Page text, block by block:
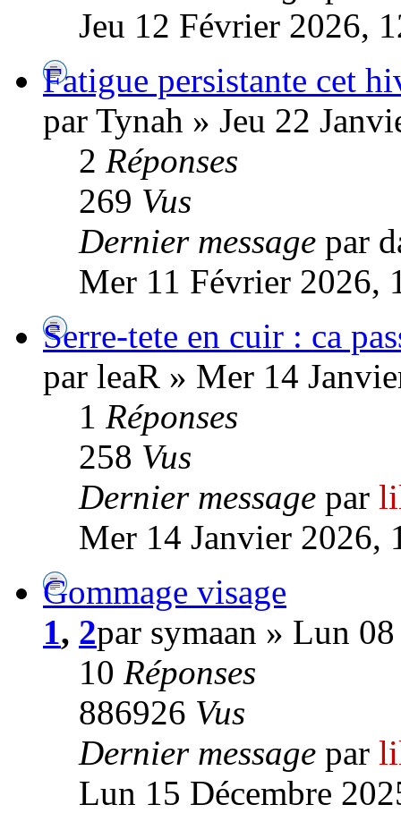
Jeu 12 Février 2026,
Fatigue persistante cet
par Tynah » Jeu 22
2 Réponses
269 Vus
Dernier message par
Mer 11 Février 2026,
Serre-tete en cuir : ca
par leaR » Mer 14
1 Réponses
258 Vus
Dernier message par
Mer 14 Janvier 2026,
Gommage visage
1, 2par symaan » Lun
10 Réponses
886926 Vus
Dernier message par
Lun 15 Décembre